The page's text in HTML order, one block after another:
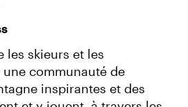
les skieurs et les
communauté de
inspirantes et des